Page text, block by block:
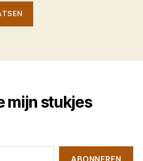
mijn stukjes
ABONNEREN